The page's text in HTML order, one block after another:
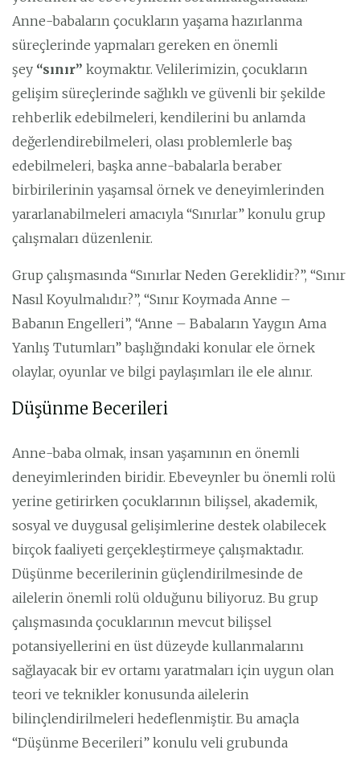
Anne-babaların çocukların yaşama hazırlanma
süreçlerinde yapmaları gereken en önemli
şey “sınır” koymaktır. Velilerimizin, çocukların
gelişim süreçlerinde sağlıklı ve güvenli bir şekilde
rehberlik edebilmeleri, kendilerini bu anlamda
değerlendirebilmeleri, olası problemlerle baş
edebilmeleri, başka anne-babalarla beraber
birbirilerinin yaşamsal örnek ve deneyimlerinden
yararlanabilmeleri amacıyla “Sınırlar” konulu grup
çalışmaları düzenlenir.
Grup çalışmasında “Sınırlar Neden Gereklidir?”, “Sınır
Nasıl Koyulmalıdır?”, “Sınır Koymada Anne –
Babanın Engelleri”, “Anne – Babaların Yaygın Ama
Yanlış Tutumları” başlığındaki konular ele örnek
olaylar, oyunlar ve bilgi paylaşımları ile ele alınır.
Düşünme Becerileri
Anne-baba olmak, insan yaşamının en önemli
deneyimlerinden biridir. Ebeveynler bu önemli rolü
yerine getirirken çocuklarının bilişsel, akademik,
sosyal ve duygusal gelişimlerine destek olabilecek
birçok faaliyeti gerçekleştirmeye çalışmaktadır.
Düşünme becerilerinin güçlendirilmesinde de
ailelerin önemli rolü olduğunu biliyoruz. Bu grup
çalışmasında çocuklarının mevcut bilişsel
potansiyellerini en üst düzeyde kullanmalarını
sağlayacak bir ev ortamı yaratmaları için uygun olan
teori ve teknikler konusunda ailelerin
bilinçlendirilmeleri hedeflenmiştir. Bu amaçla
“Düşünme Becerileri” konulu veli grubunda